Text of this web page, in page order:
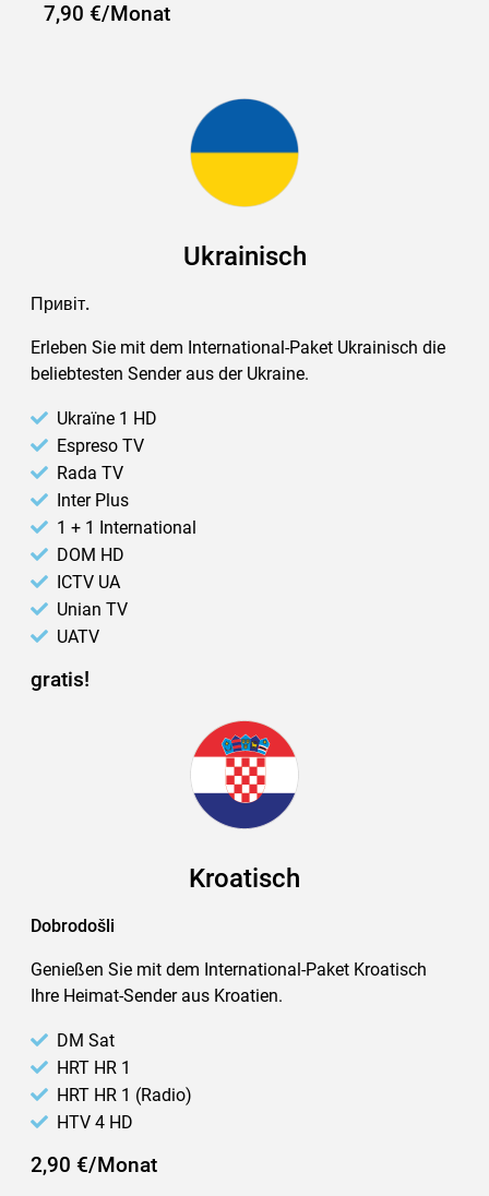
7,90 €/Monat
Ukrainisch
Привіт.
Erleben Sie mit dem International-Paket Ukrainisch die
beliebtesten Sender aus der Ukraine.
Ukraïne 1 HD
Espreso TV
Rada TV
Inter Plus
1 + 1 International
DOM HD
ICTV UA
Unian TV
UATV
gratis!
Kroatisch
Dobrodošli
Genießen Sie mit dem International-Paket Kroatisch
Ihre Heimat-Sender aus Kroatien.
DM Sat
HRT HR 1
HRT HR 1 (Radio)
HTV 4 HD
2,90 €/Monat